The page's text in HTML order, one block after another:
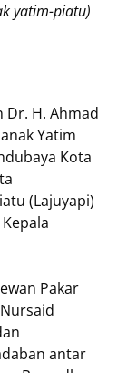
yatim-piatu)
Dr. H. Ahmad
Yatim
Kota
(Lajuyapi)
Pakar
antar